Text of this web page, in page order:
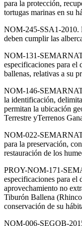
para la protección,
tortugas marinas en su
NOM-245-SSA1-2010.
deben cumplir las
NOM-131-
especificaciones para el
ballenas, relativas a su
NOM-146-
la identificación,
permitan la ubicación
Terrestre yTerrenos
NOM-022-
para la preservación,
restauración de los
PROY-NOM-171-
especificaciones para el
aprovechamiento no
Tiburón Ballena
conservación de su
NOM-006-SEGOB-